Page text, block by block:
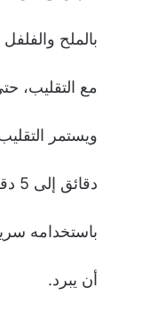
بالملح
مع التقليب،
باستخدامه
أن يبرد.